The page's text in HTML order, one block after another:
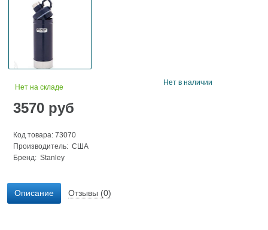
Нет на складе
3570 руб
Код товара: 73070
Производитель: США
Бренд: Stanley
Нет в наличии
Описание Отзывы (0)